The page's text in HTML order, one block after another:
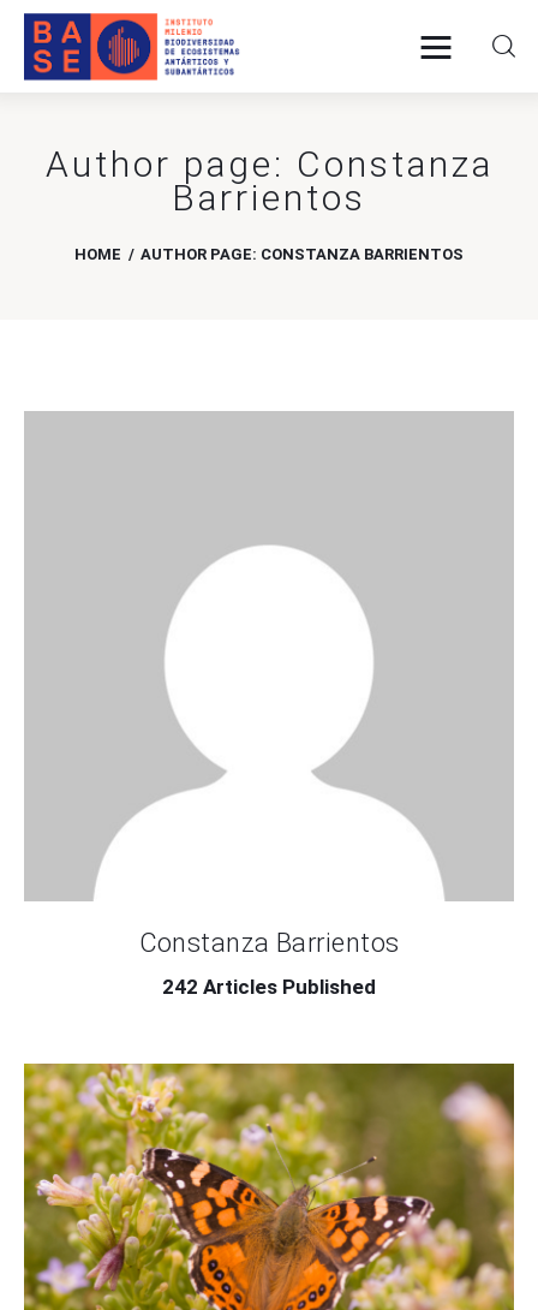
Author page: Constanza
Barrientos
HOME AUTHOR PAGE: CONSTANZA BARRIENTOS
INICIO
COLABORACIÓN
Constanza Barrientos
242 Articles Published